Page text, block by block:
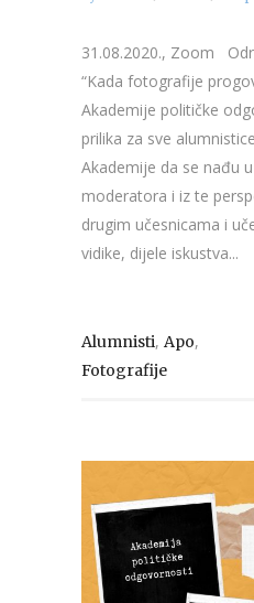
31.08.2020., Zoom
“Kada fotografije
Akademije političke
prilika za sve
Akademije da se nađu
moderatora i iz te
drugim učesnicama i
vidike, dijele iskustva...
Alumnisti, Apo,
Fotografije